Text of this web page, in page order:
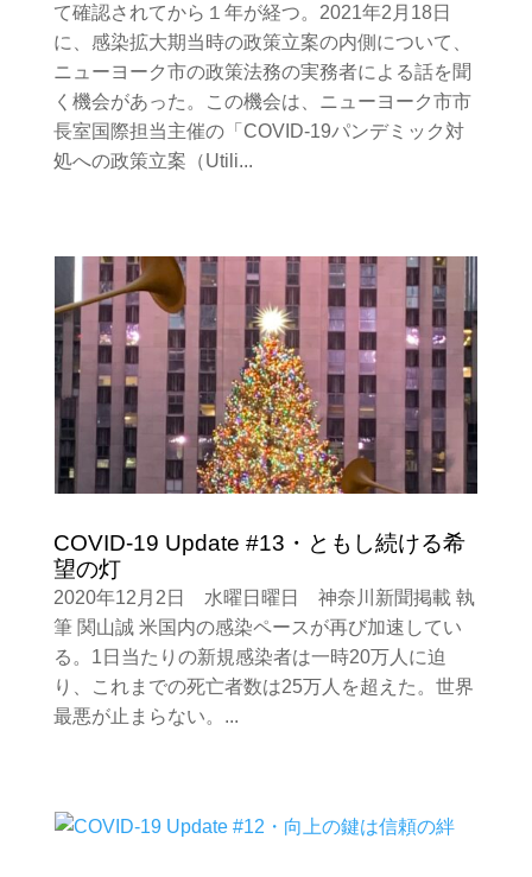
て確認されてから１年が経つ。2021年2月18日
に、感染拡大期当時の政策立案の内側について、
ニューヨーク市の政策法務の実務者による話を聞
く機会があった。この機会は、ニューヨーク市市
長室国際担当主催の「COVID-19パンデミック対
処への政策立案（Utili...
COVID-19 Update #13・ともし続ける希
望の灯
2020年12月2日 水曜日曜日 神奈川新聞掲載 執
筆 関山誠 米国内の感染ペースが再び加速してい
る。1日当たりの新規感染者は一時20万人に迫
り、これまでの死亡者数は25万人を超えた。世界
最悪が止まらない。...